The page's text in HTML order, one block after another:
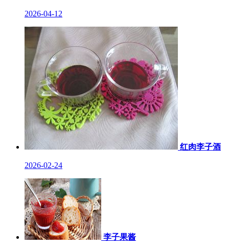
2026-04-12
红肉李子酒
2026-02-24
李子果酱